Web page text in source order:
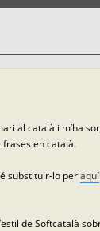
al català i m’ha
frases en català.
substituir-lo peraquí
de Softcatalà